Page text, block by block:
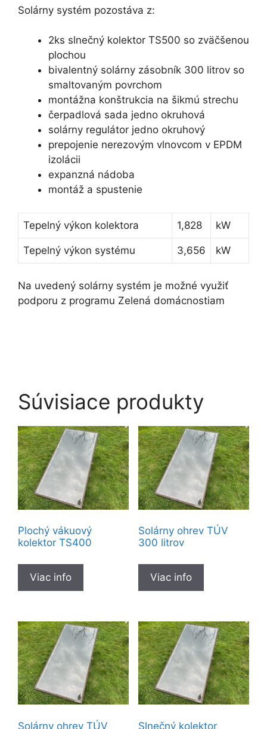
Solárny systém pozostáva z:
2ks slnečný kolektor TS500 so zväčšenou
plochou
bivalentný solárny zásobník 300 litrov so
smaltovaným povrchom
montážna konštrukcia na šikmú strechu
čerpadlová sada jedno okruhová
solárny regulátor jedno okruhový
prepojenie nerezovým vlnovcom v EPDM
izolácii
expanzná nádoba
montáž a spustenie
Tepelný výkon kolektora 1,828 kW
Tepelný výkon systému 3,656 kW
Na uvedený solárny systém je možné využiť
podporu z programu Zelená domácnostiam
Súvisiace produkty
Plochý vákuový
kolektor TS400
Viac info
Solárny ohrev TÚV
300 litrov
Viac info
Solárny ohrev TÚV Slnečný kolektor